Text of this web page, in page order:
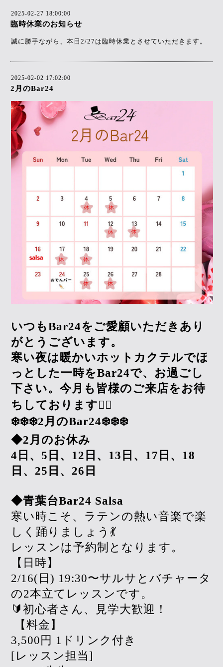
2025-02-27 18:00:00
臨時休業のお知らせ
誠に勝手ながら、本日2/27は臨時休業とさせていただきます。
2025-02-02 17:02:00
2月のBar24
いつもBar24をご愛顧いただきあり
がとうございます。
寒い夜は暖かいホットカクテルでほ
っとした一時をBar24で、お過ごし
下さい。今月も皆様のご来店をお待
ちしております🙇‍♀️
❄️❄️❄️2月のBar24❄️❄️❄️
◆2月のお休み
4日、5日、12日、13日、17日、18
日、25日、26日
◆青葉台Bar24 Salsa
寒い時こそ、ラテンの熱い音楽で楽
しく踊りましょう💃
レッスンは予約制となります。
【日時】
2/16(日) 19:30〜サルサとバチャータ
の2本立てレッスンです。
🔰初心者さん、見学大歓迎！
【料金】
3,500円 1ドリンク付き
[レッスン担当]